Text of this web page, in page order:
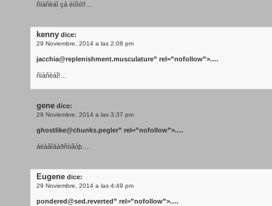
ñïàñèáî çà èíôó!!…
kenny dice:
29 Noviembre, 2014 a las 2:08 pm
jacchia@replenishment.musculature” rel=”nofollow”>.…
ñïàñèáî!…
gene dice:
29 Noviembre, 2014 a las 3:37 pm
ghostlike@chunks.pegler” rel=”nofollow”>.…
áëàãîäàðñòâóþ….
Eugene dice:
29 Noviembre, 2014 a las 4:49 pm
pondered@sed.reverted” rel=”nofollow”>.…